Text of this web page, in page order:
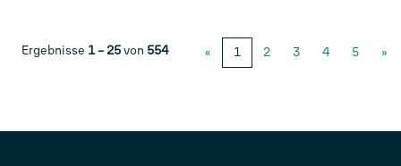
Ergebnisse 1 – 25von 554 « 1 2 3 4 5 »